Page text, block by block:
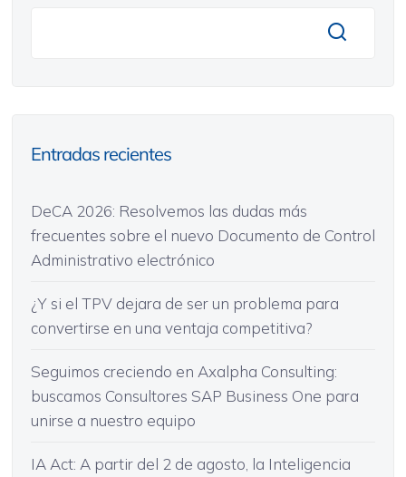
Entradas recientes
DeCA 2026: Resolvemos las dudas más
frecuentes sobre el nuevo Documento de Control
Administrativo electrónico
¿Y si el TPV dejara de ser un problema para
convertirse en una ventaja competitiva?
Seguimos creciendo en Axalpha Consulting:
buscamos Consultores SAP Business One para
unirse a nuestro equipo
IA Act: A partir del 2 de agosto, la Inteligencia